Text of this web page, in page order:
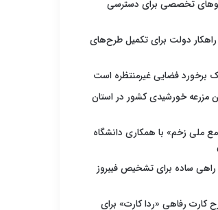
تخصصی برای دسترسی
راهکار دولت برای تکمیل طرح‌های
برخورد فضایی غیرمنتظره است
مزرعه خورشیدی کشور در استان
ملی زخم» با همکاری دانشگاه
ساده برای تشخیص فیبروز
کارت رفاهی «ردا کارت» برای